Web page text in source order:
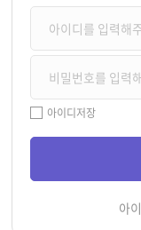
아이디저장
아